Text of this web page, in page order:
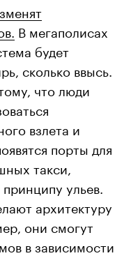
В мегаполисах
будет
сколько ввысь.
что люди
взлета и
порты для
такси,
ульев.
архитектуру
они смогут
в зависимости